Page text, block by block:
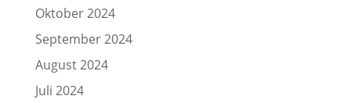
Oktober 2024
September 2024
August 2024
Juli 2024